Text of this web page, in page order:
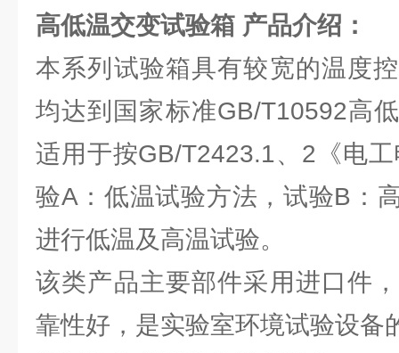
高低温交变试验箱 产品介绍：
本系列试验箱具有较宽的温度
均达到国家标准GB/T10592高
适用于按GB/T2423.1、2《电
验A：低温试验方法，试验B：
进行低温及高温试验。
该类产品主要部件采用进口件
靠性好，是实验室环境试验设备